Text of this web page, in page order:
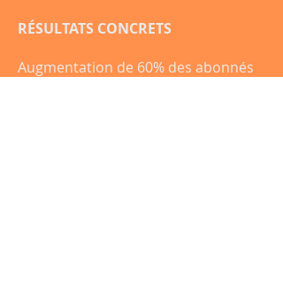
RÉSULTATS CONCRETS
Augmentation de 60% des abonnés